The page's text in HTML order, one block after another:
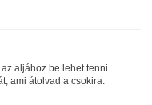
aljához be lehet tenni
ami átolvad a csokira.